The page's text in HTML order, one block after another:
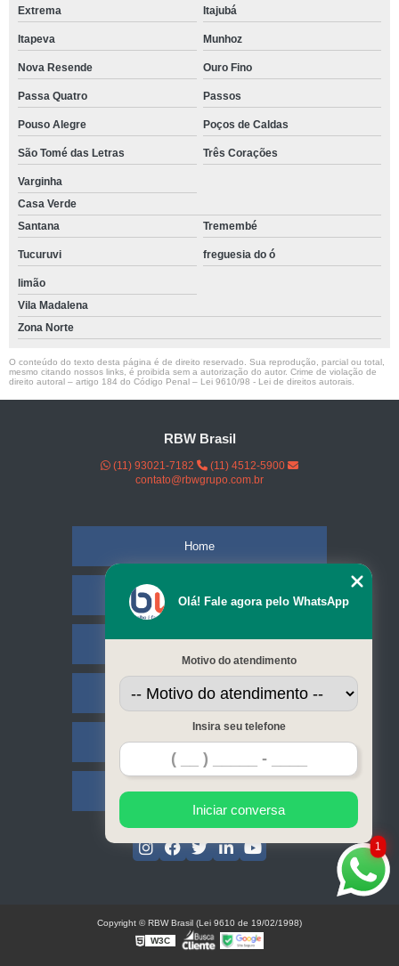
Extrema Itajubá
Itapeva Munhoz
Nova Resende Ouro Fino
Passa Quatro Passos
Pouso Alegre Poços de Caldas
São Tomé das Letras Três Corações
Varginha
Casa Verde
Santana
Tremembé
Tucuruvi freguesia do ó
limão
Vila Madalena
Zona Norte
O conteúdo do texto desta página é de direito reservado. Sua reprodução, parcial ou total,
mesmo citando nossos links, é proibida sem a autorização do autor. Crime de violação de
direito autoral – artigo 184 do Código Penal – Lei 9610/98 - Lei de direitos autorais
RBW Brasil
(11) 93021-7182
(11) 4512-5900
contato@rbwgrupo.com.br
Home
Empresa
Serviços
Contato
Mapa do site
1
Olá! Fale agora pelo WhatsApp
Motivo do atendimento
Insira seu telefone
Iniciar conversa
Copyright © RBW Brasil (Lei 9610 de 19/02/1998)
W3C